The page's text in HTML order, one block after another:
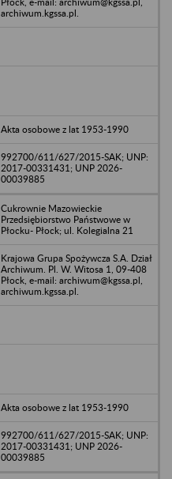
archiwum.kgssa.pl.
Akta osobowe z lat 1953-1990
992700/611/627/2015-SAK; UNP:
2017-00331431; UNP 2026-
00039885
Cukrownie Mazowieckie
Przedsiębiorstwo Państwowe w
Płocku- Płock; ul. Kolegialna 21
Krajowa Grupa Spożywcza S.A. Dział
Archiwum. Pl. W. Witosa 1, 09-408
Płock, e-mail: archiwum@kgssa.pl,
archiwum.kgssa.pl.
Akta osobowe z lat 1953-1990
992700/611/627/2015-SAK; UNP:
2017-00331431; UNP 2026-
00039885